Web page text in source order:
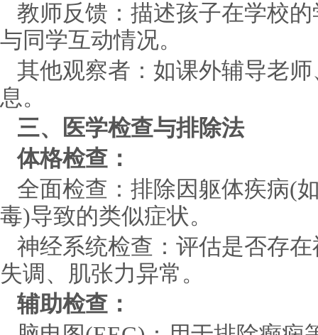
教师反馈：描述孩子在学校
与同学互动情况。
其他观察者：如课外辅导老
息。
三、医学检查与排除法
体格检查：
全面检查：排除因躯体疾病(
毒)导致的类似症状。
神经系统检查：评估是否存
失调、肌张力异常。
辅助检查：